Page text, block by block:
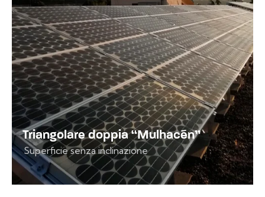
Triangolare doppia “Mulhacén”
Superficie senza inclinazione